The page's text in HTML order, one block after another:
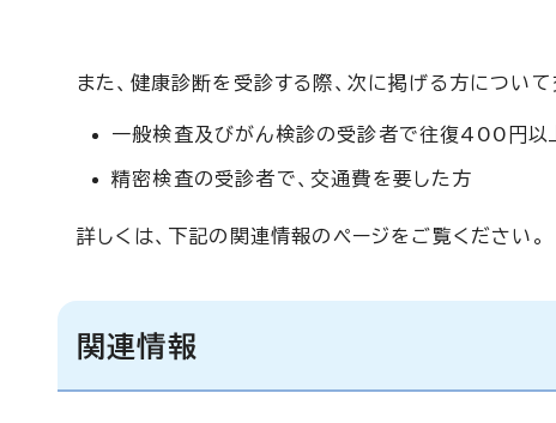
また、健康診断を受診する際、次に掲げる方につい
一般検査及びがん検診の受診者で往復400円以
精密検査の受診者で、交通費を要した方
詳しくは、下記の関連情報のページをご覧ください。
関連情報